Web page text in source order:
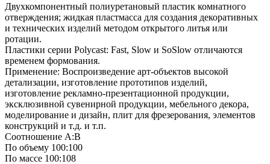
Двухкомпонентный полиуретановый пластик комнатного
отверждения; жидкая пластмасса для создания декоративных
и технических изделий методом открытого литья или
ротации.
Пластики серии Polycast: Fast, Slow и SoSlow отличаются
временем формования.
Применение: Воспроизведение арт-объектов высокой
детализации, изготовление прототипов изделий,
изготовление рекламно-презентационной продукции,
эксклюзивной сувенирной продукции, мебельного декора,
моделирование и дизайн, плит для фрезерования, элементов
конструкций и т.д. и т.п.
Соотношение А:В
По объему 100:100
По массе 100:108